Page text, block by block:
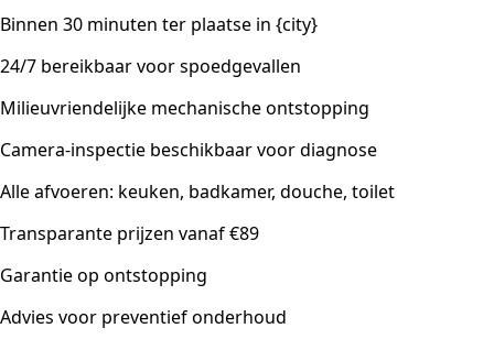
Binnen 30 minuten ter plaatse in {city}
24/7 bereikbaar voor spoedgevallen
Milieuvriendelijke mechanische ontstopping
Camera-inspectie beschikbaar voor diagnose
Alle afvoeren: keuken, badkamer, douche, toilet
Transparante prijzen vanaf €89
Garantie op ontstopping
Advies voor preventief onderhoud